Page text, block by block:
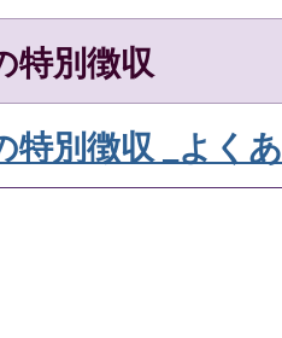
特別徴収
特別徴収 _よく